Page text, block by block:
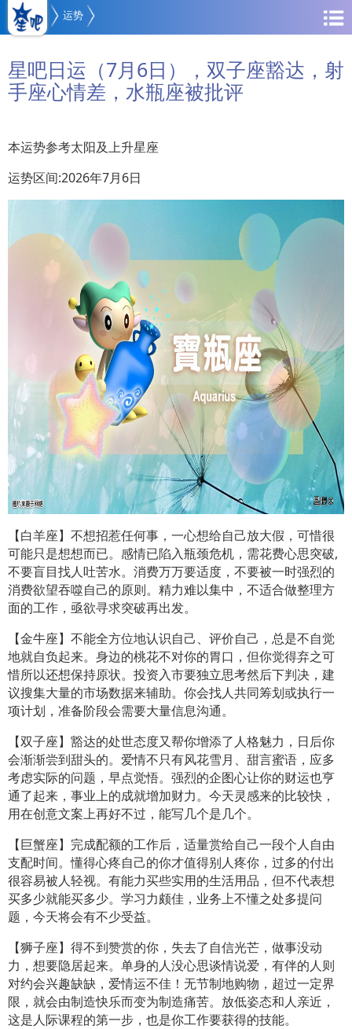
运势
星吧日运（7月6日），双子座豁达，射
手座心情差，水瓶座被批评
本运势参考太阳及上升星座
运势区间:2026年7月6日
【白羊座】不想招惹任何事，一心想给自己放大假，可惜很
可能只是想想而已。感情已陷入瓶颈危机，需花费心思突破,
不要盲目找人吐苦水。消费万万要适度，不要被一时强烈的
消费欲望吞噬自己的原则。精力难以集中，不适合做整理方
面的工作，亟欲寻求突破再出发。
【金牛座】不能全方位地认识自己、评价自己，总是不自觉
地就自负起来。身边的桃花不对你的胃口，但你觉得弃之可
惜所以还想保持原状。投资入市要独立思考然后下判决，建
议搜集大量的市场数据来辅助。你会找人共同筹划或执行一
项计划，准备阶段会需要大量信息沟通。
【双子座】豁达的处世态度又帮你增添了人格魅力，日后你
会渐渐尝到甜头的。爱情不只有风花雪月、甜言蜜语，应多
考虑实际的问题，早点觉悟。强烈的企图心让你的财运也亨
通了起来，事业上的成就增加财力。今天灵感来的比较快，
用在创意文案上再好不过，能写几个是几个。
【巨蟹座】完成配额的工作后，适量赏给自己一段个人自由
支配时间。懂得心疼自己的你才值得别人疼你，过多的付出
很容易被人轻视。有能力买些实用的生活用品，但不代表想
买多少就能买多少。学习力颇佳，业务上不懂之处多提问
题，今天将会有不少受益。
【狮子座】得不到赞赏的你，失去了自信光芒，做事没动
力，想要隐居起来。单身的人没心思谈情说爱，有伴的人则
对约会兴趣缺缺，爱情运不佳！无节制地购物，超过一定界
限，就会由制造快乐而变为制造痛苦。放低姿态和人亲近，
这是人际课程的第一步，也是你工作要获得的技能。